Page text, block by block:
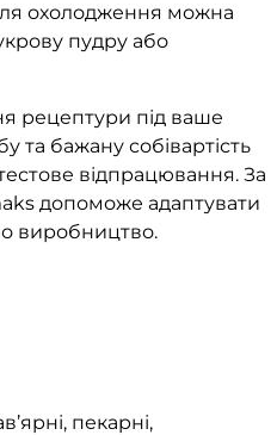
охолодження можна
пудру або
рецептури під ваше
та бажану собівартість
відпрацювання. За
допоможе адаптувати
виробництво.
пекарні,